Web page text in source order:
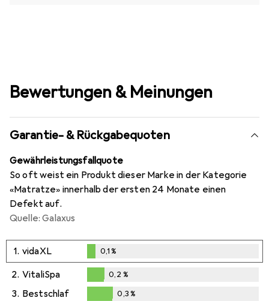
Bewertungen & Meinungen
Garantie- & Rückgabequoten
Gewährleistungsfallquote
So oft weist ein Produkt dieser Marke in der Kategorie
«Matratze» innerhalb der ersten 24 Monate einen
Defekt auf.
Quelle: Galaxus
1. vidaXL
0,1%
0,1%
2. VitaliSpa
0,2%
0,2 %
3. Bestschlaf 0,3%